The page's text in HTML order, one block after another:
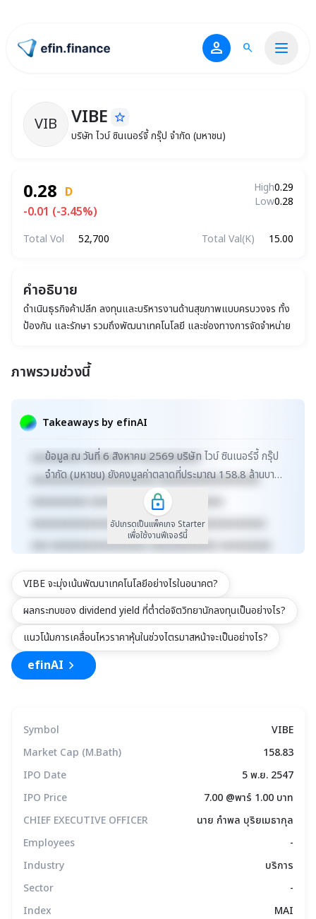
ไปหน้าแรก person search
VIB VIBE บริษัท ไวบ์ ซินเนอร์จี้ กรุ๊ป จำกัด (มหาชน)
VIBE star_border
บริษัท ไวบ์ ซินเนอร์จี้ กรุ๊ป จำกัด (มหาชน)
0.28 D
-0.01 (-3.45%)
High0.29
Low0.28
Total Vol 52,700 Total Val(K) 15.00
คำอธิบาย
ดำเนินธุรกิจค้าปลีก ลงทุนและบริหารงานด้านสุขภาพแบบครบวงจร ทั้ง
ป้องกัน และรักษา รวมถึงพัฒนาเทคโนโลยี และช่องทางการจัดจำหน่าย
ภาพรวมช่วงนี้
Takeaways by efinAI
xxxxx xxxxxxxxxxxxxxxxxxxxxxxxxxxxxx
xxxxxxxxxxxxxxxxxx xxxxxxxxxxxxxxx xxxxx
xxxxxxxxx xxxxxxxxx xxxxxxxxxxx
xxxxxxxxxxxxxxxxxxxxxx xxxxxxxxxxxxxxxxxx
xxxxxxxxxx xxxxxxxxxxxxx xxxxxxxxxx
xxxxxxxxxxxxxxxxxxxxxxxxxx xxxxxxxxxxxxxxx
xxx xxxxxxxxxxxxxxxxx xxxxxxxxxxxx xxxxxxxxx
xxxxxxxxxxx xxxxxxxx xxxxxxxxxxxxxxxxxxxxxxx
xxxxxxxxxxxxxxxxxxx xxxxx
xxxxxxxxxxxxxxxxxxxxxxxxxxxxxx
ข้อมูล ณ วันที่ 6 สิงหาคม 2569 บริษัท ไวบ์ ซินเนอร์จี้ กรุ๊ป
จำกัด (มหาชน) ยังคงมูลค่าตลาดที่ประมาณ 158.8 ล้านบาท
พร้อมกับสัดส่วนหุ้นที่ถือโดยผู้ลงทุน...
อัปเกรดเป็นแพ็คเกจ Starter
เพื่อใช้งานฟีเจอร์นี้
VIBE จะมุ่งเน้นพัฒนาเทคโนโลยีอย่างไรในอนาคต?
ผลกระทบของ dividend yield ที่ต่ำต่อจิตวิทยานักลงทุนเป็นอย่างไร?
แนวโน้มการเคลื่อนไหวราคาหุ้นในช่วงไตรมาสหน้าจะเป็นอย่างไร?
efinAI
Symbol
VIBE
Market Cap (M.Bath)
158.83
IPO Date
5 พ.ย. 2547
IPO Price
7.00 @พาร์ 1.00 บาท
CHIEF EXECUTIVE OFFICER
นาย กำพล บุริยเมธากุล
Employees
-
Industry
บริการ
Sector
-
Index
MAI